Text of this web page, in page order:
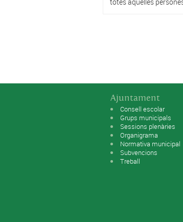
totes aquelles
Ajuntament
Consell escolar
Grups municipals
Sessions plenàries
Organigrama
Normativa municipal
Subvencions
Treball